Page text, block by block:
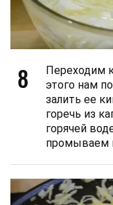
8
Переходим
этого нам
залить ее
горечь из
горячей
промываем